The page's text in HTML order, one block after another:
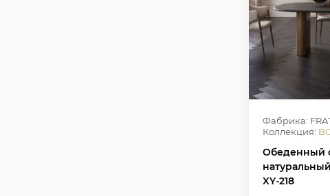
Фабрика:
Коллекция:
Обеденный
XY-218